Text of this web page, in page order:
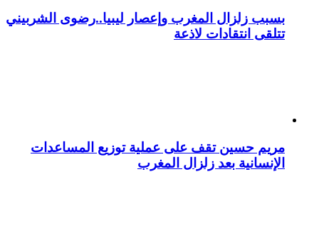
بسبب زلزال المغرب وإعصار ليبيا..رضوى الشربيني
تتلقى انتقادات لاذعة
مريم حسين تقف على عملية توزيع المساعدات
الإنسانية بعد زلزال المغرب